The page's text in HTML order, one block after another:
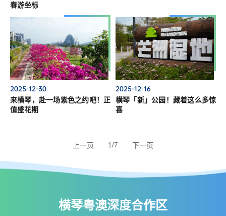
春游坐标
2025-12-30
来横琴，赴一场紫色之约吧！正
值盛花期
2025-12-16
横琴「新」公园！藏着这么多惊
喜
上一页 1/7 下一页
横琴粤澳深度合作区